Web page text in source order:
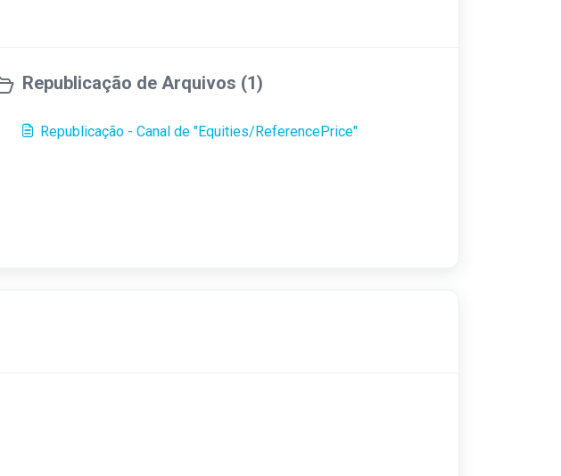
Republicação de Arquivos (1)
Republicação - Canal de "Equities/ReferencePrice"